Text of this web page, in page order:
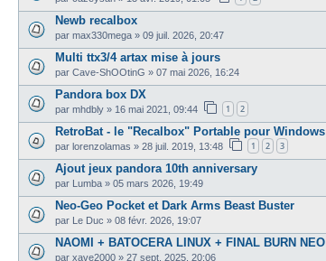
Newb recalbox
par max330mega » 09 juil. 2026, 20:47
Multi ttx3/4 artax mise à jours
par Cave-ShOOtinG » 07 mai 2026, 16:24
Pandora box DX
par mhdbly » 16 mai 2021, 09:44 1 2
RetroBat - le "Recalbox" Portable pour Windows
par lorenzolamas » 28 juil. 2019, 13:48 1 2 3
Ajout jeux pandora 10th anniversary
par Lumba » 05 mars 2026, 19:49
Neo-Geo Pocket et Dark Arms Beast Buster
par Le Duc » 08 févr. 2026, 19:07
NAOMI + BATOCERA LINUX + FINAL BURN NEO
par xave2000 » 27 sept. 2025, 20:06